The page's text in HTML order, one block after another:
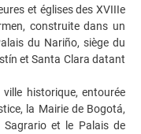
et églises des XVIIIe
construite dans un
du Nariño, siège du
et Santa Clara datant
historique, entourée
la Mairie de Bogotá,
Sagrario et le Palais de